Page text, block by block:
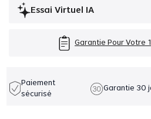
Essai Virtuel IA
Garantie Pour Votre
Paiement
sécurisé
Garantie 30